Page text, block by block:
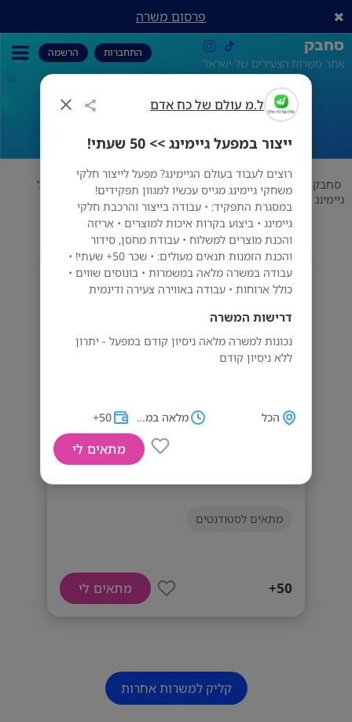
ל.מ עולם של כח אדם
ייצור במפעל גיימינג >> 50 שעתי!
רוצים לעבוד בעולם הגיימינג? מפעל לייצור חלקי
משחקי גיימינג מגייס עכשיו למגוון תפקידים!
במסגרת התפקיד: • עבודה בייצור והרכבת חלקי
גיימינג • ביצוע בקרות איכות למוצרים • אריזה
והכנת מוצרים למשלוח • עבודת מחסן, סידור
והכנת הזמנות תנאים מעולים: • שכר 50+ שעתי! •
עבודה במשרה מלאה במשמרות • בונוסים שווים •
כולל ארוחות • עבודה באווירה צעירה ודינמית
דרישות המשרה
נכונות למשרה מלאה ניסיון קודם במפעל - יתרון
ללא ניסיון קודם
הכל מלאה במשמרות 50+
מתאים לי
פרסום משרה
סחבק
אתר משרות הצעירים של ישראל
התחברות הרשמה
ייצור במפעל גיימינג >> 50 שעתי!
סחבק הייטק ללא ניסיון ל.מ עולם של כח אדם
ייצור במפעל
גיימינג >> 50 שעתי!
ל.מ עולם של כח אדם
הכל
מתאים לסטודנטים
50+ מתאים לי
קליק למשרות אחרות